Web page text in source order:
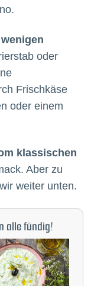
oder
Frischkäse
oder einem
klassischen
Aber zu
weiter unten.
alle fündig!